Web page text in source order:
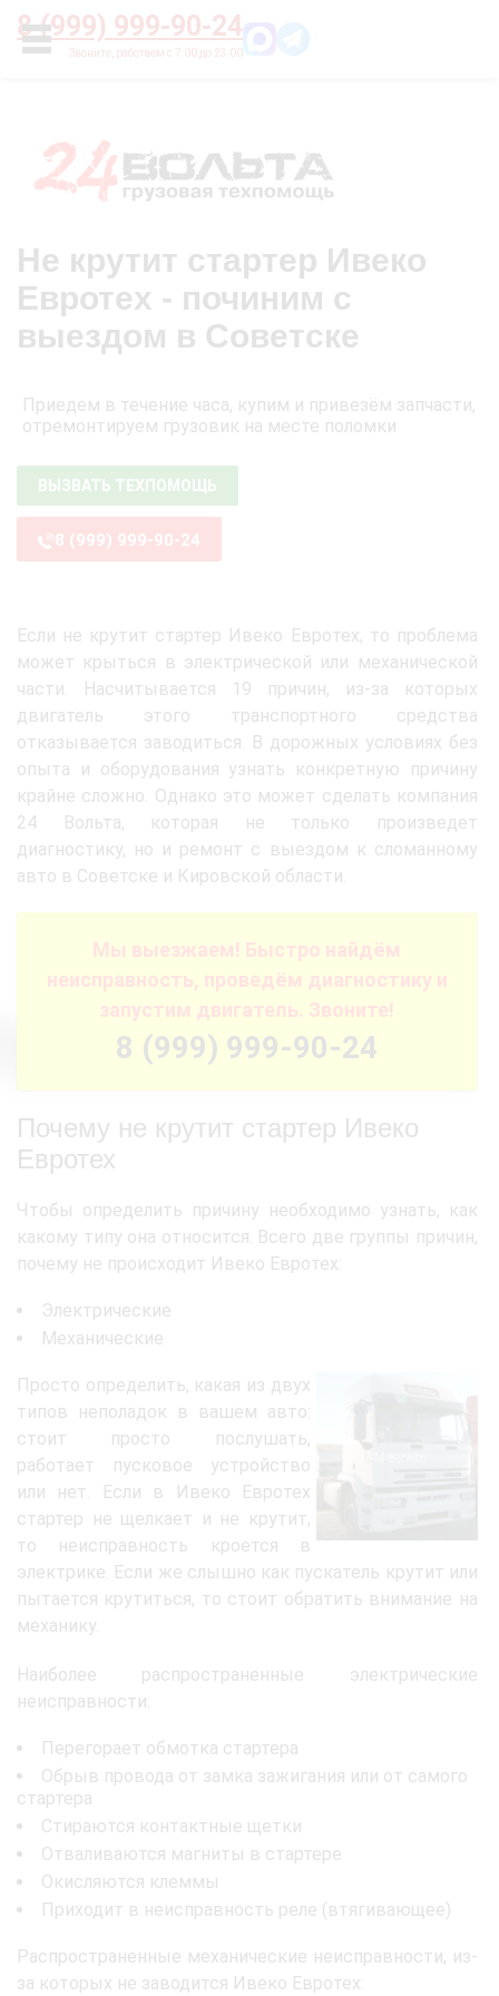
8 (999) 999-90-24
УСЛУГИ
Главная О нас Цены
Не крутит стартер Ивеко
Евротех - починим с
выездом в Советске
Приедем в течение часа, купим и привезём запчасти,
отремонтируем грузовик на месте поломки
ВЫЗВАТЬ ТЕХПОМОЩЬ
8 (999) 999-90-24
Если не крутит стартер Ивеко Евротех, то проблема
может крыться в электрической или механической
части. Насчитывается 19 причин, из-за которых
двигатель этого транспортного средства
отказывается заводиться. В дорожных условиях без
опыта и оборудования узнать конкретную причину
крайне сложно. Однако это может сделать компания
24 Вольта, которая не только произведет
диагностику, но и ремонт с выездом к сломанному
авто в Советске и Кировской области.
Мы выезжаем! Быстро найдём
неисправность, проведём диагностику и
запустим двигатель. Звоните!
8 (999) 999-90-24
Почему не крутит стартер Ивеко
Евротех
Чтобы определить причину необходимо узнать, как
какому типу она относится. Всего две группы причин,
почему не происходит Ивеко Евротех:
Электрические
Механические
Просто определить, какая из двух
типов неполадок в вашем авто:
стоит просто послушать,
работает пусковое устройство
или нет. Если в Ивеко Евротех
стартер не щелкает и не крутит,
то неисправность кроется в
электрике. Если же слышно как пускатель крутит или
пытается крутиться, то стоит обратить внимание на
механику.
Наиболее распространенные электрические
неисправности:
Перегорает обмотка стартера
Обрыв провода от замка зажигания или от самого
стартера
Стираются контактные щетки
Отваливаются магниты в стартере
Окисляются клеммы
Приходит в неисправность реле (втягивающее)
Распространенные механические неисправности, из-
за которых не заводится Ивеко Евротех: